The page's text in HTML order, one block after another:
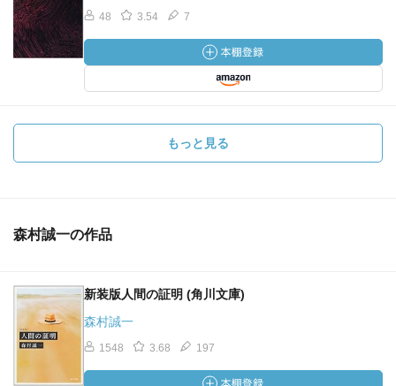
48 3.54 7
もっと見る
森村誠一の作品
新装版人間の証明 (角川文庫)
森村誠一
1548 3.68 197